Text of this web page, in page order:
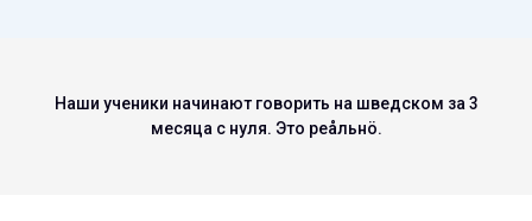
Наши ученики начинают говорить на шведском за 3
месяца с нуля. Это реåльнö.